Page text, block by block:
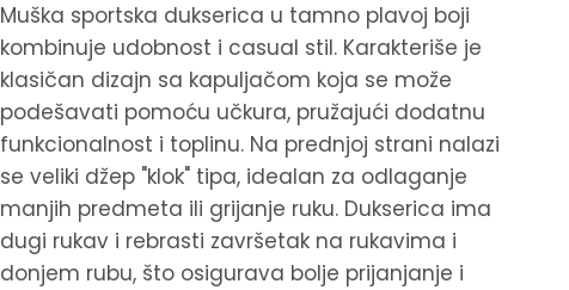
Muška sportska dukserica u tamno plavoj boji
kombinuje udobnost i casual stil. Karakteriše je
klasičan dizajn sa kapuljačom koja se može
podešavati pomoću učkura, pružajući dodatnu
funkcionalnost i toplinu. Na prednjoj strani nalazi
se veliki džep "klok" tipa, idealan za odlaganje
manjih predmeta ili grijanje ruku. Dukserica ima
dugi rukav i rebrasti završetak na rukavima i
donjem rubu, što osigurava bolje prijanjanje i